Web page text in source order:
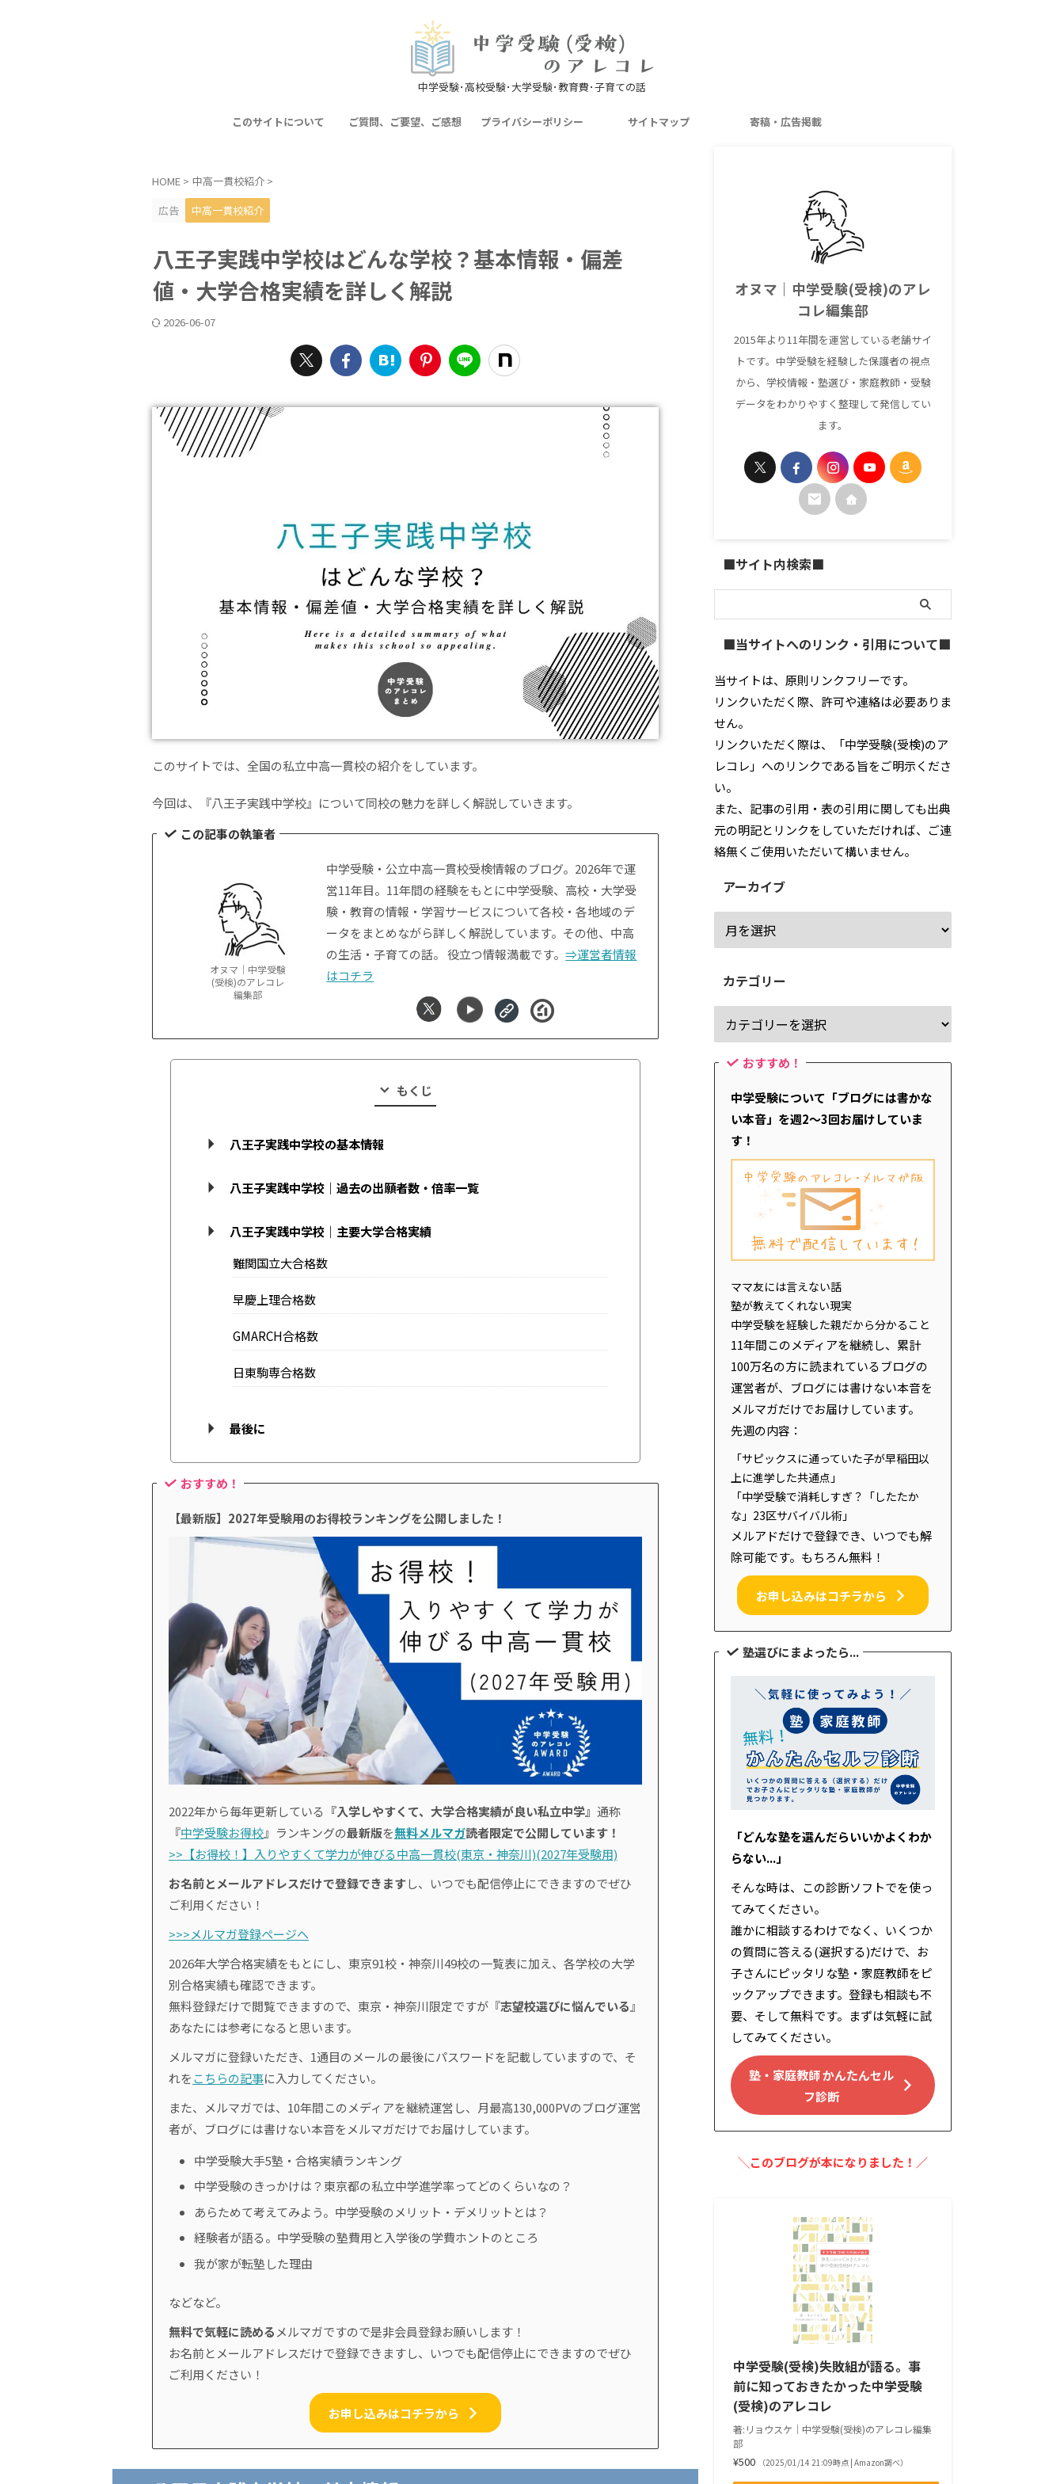
中学受験･高校受験･大学受験･教育費･子育ての話
このサイトについて ご質問、ご要望、ご感想 プライバシーポリシー サイトマップ 寄稿・広告掲載
HOME > 中高一貫校紹介 >
広告
中高一貫校紹介
八王子実践中学校はどんな学校？基本情報・偏差
値・大学合格実績を詳しく解説
2026-06-07
このサイトでは、全国の私立中高一貫校の紹介をしています。
今回は、『八王子実践中学校』について同校の魅力を詳しく解説していきます。
この記事の執筆者
オヌマ｜中学受験
(受検)のアレコレ
編集部
中学受験・公立中高一貫校受検情報のブログ。2026年で運
営11年目。11年間の経験をもとに中学受験、高校・大学受
験・教育の情報・学習サービスについて各校・各地域のデ
ータをまとめながら詳しく解説しています。その他、中高
の生活・子育ての話。 役立つ情報満載です。⇒運営者情報
はコチラ
もくじ
八王子実践中学校の基本情報
八王子実践中学校｜過去の出願者数・倍率一覧
八王子実践中学校｜主要大学合格実績
難関国立大合格数
早慶上理合格数
GMARCH合格数
日東駒専合格数
最後に
おすすめ！
【最新版】2027年受験用のお得校ランキングを公開しました！
2022年から毎年更新している 『入学しやすくて、大学合格実績が良い私立中学』 通称
『中学受験お得校』ランキングの最新版を無料メルマガ読者限定で公開しています！
>>【お得校！】入りやすくて学力が伸びる中高一貫校(東京・神奈川)(2027年受験用)
お名前とメールアドレスだけで登録できますし、いつでも配信停止にできますのでぜひ
ご利用ください！
>>>メルマガ登録ページへ
2026年大学合格実績をもとにし、東京91校・神奈川49校の一覧表に加え、各学校の大学
別合格実績も確認できます。
無料登録だけで閲覧できますので、東京・神奈川限定ですが『志望校選びに悩んでいる 』
あなたには参考になると思います。
メルマガに登録いただき、1通目のメールの最後にパスワードを記載していますので、そ
れをこちらの記事に入力してください。
また、メルマガでは、10年間このメディアを継続運営し、月最高130,000PVのブログ運営
者が、ブログには書けない本音をメルマガだけでお届けしています。
中学受験大手5塾・合格実績ランキング
中学受験のきっかけは？東京都の私立中学進学率ってどのくらいなの？
あらためて考えてみよう。中学受験のメリット・デメリットとは？
経験者が語る。中学受験の塾費用と入学後の学費ホントのところ
我が家が転塾した理由
などなど。
無料で気軽に読めるメルマガですので是非会員登録お願いします！
お名前とメールアドレスだけで登録できますし、いつでも配信停止にできますのでぜひ
ご利用ください！
お申し込みはコチラから
オヌマ｜中学受験(受検)のアレ
コレ編集部
2015年より11年間を運営している老舗サイ
トです。中学受験を経験した保護者の視点
から、学校情報・塾選び・家庭教師・受験
データをわかりやすく整理して発信してい
ます。
■サイト内検索■
■当サイトへのリンク・引用について■
当サイトは、原則リンクフリーです。
リンクいただく際、許可や連絡は必要ありま
せん。
リンクいただく際は、「中学受験(受検)のア
レコレ」へのリンクである旨をご明示くださ
い。
また、記事の引用・表の引用に関しても出典
元の明記とリンクをしていただければ、ご連
絡無くご使用いただいて構いません。
アーカイブ
カテゴリー
おすすめ！
中学受験について「ブログには書かな
い本音」を週2～3回お届けしていま
す！
ママ友には言えない話
塾が教えてくれない現実
中学受験を経験した親だから分かること
11年間このメディアを継続し、累計
100万名の方に読まれているブログの
運営者が、ブログには書けない本音を
メルマガだけでお届けしています。
先週の内容：
「サピックスに通っていた子が早稲田以
上に進学した共通点」
「中学受験で消耗しすぎ？「したたか
な」23区サバイバル術」
メルアドだけで登録でき、いつでも解
除可能です。もちろん無料！
お申し込みはコチラから
塾選びにまよったら...
「どんな塾を選んだらいいかよくわか
らない...」
そんな時は、この診断ソフトでを使っ
てみてください。
誰かに相談するわけでなく、いくつか
の質問に答える(選択する)だけで、お
子さんにピッタリな塾・家庭教師をピ
ックアップできます。登録も相談も不
要、そして無料です。まずは気軽に試
してみてください。
塾・家庭教師 かんたんセル
フ診断
╲このブログが本になりました！／
中学受験(受検)失敗組が語る。事
前に知っておきたかった中学受験
(受検)のアレコレ
著:リョウスケ｜中学受験(受検)のアレコレ編集
部
¥500 （2025/01/14 21:09時点 | Amazon調べ）